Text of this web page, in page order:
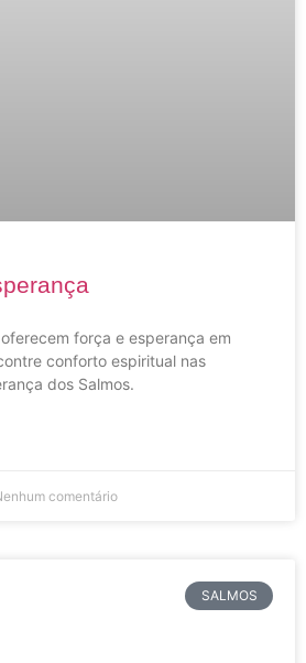
força e esperança em
conforto espiritual nas
dos Salmos.
comentário
SALMOS